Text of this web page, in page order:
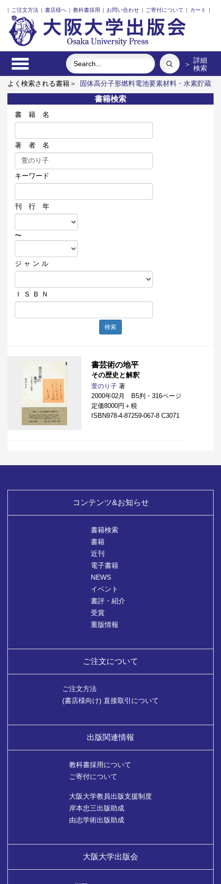
| ご注文方法 | 書店様へ | 教科書採用 | お問い合わせ | ご寄付について | カート |
＞ 詳細
検索
よく検索される書籍＞
固体高分子形燃料電池要素材料・水素貯蔵
材料の知的設計
アーミッシュキルトを訪ねて 食べる
インド
ネシア上演芸術の世界
レーザーとプラズマと粒子ビーム
ポン
プの流体力学
書籍検索
書 籍 名
著 者 名
キーワード
刊 行 年
〜
ジ ャ ン ル
Ｉ Ｓ Ｂ Ｎ
検索
書芸術の地平
その歴史と解釈
萱のり子 著
2000年02月 B5判・316ページ
定価8000円＋税
ISBN978-4-87259-067-8 C3071
コンテンツ&お知らせ
書籍検索
書籍
近刊
電子書籍
NEWS
イベント
書評・紹介
受賞
重版情報
ご注文について
ご注文方法
(書店様向け) 直接取引について
出版関連情報
教科書採用について
ご寄付について
大阪大学教員出版支援制度
岸本忠三出版助成
由志学術出版助成
大阪大学出版会